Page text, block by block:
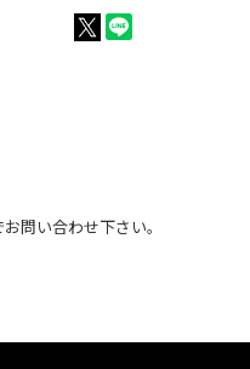
問い合わせ下さい。